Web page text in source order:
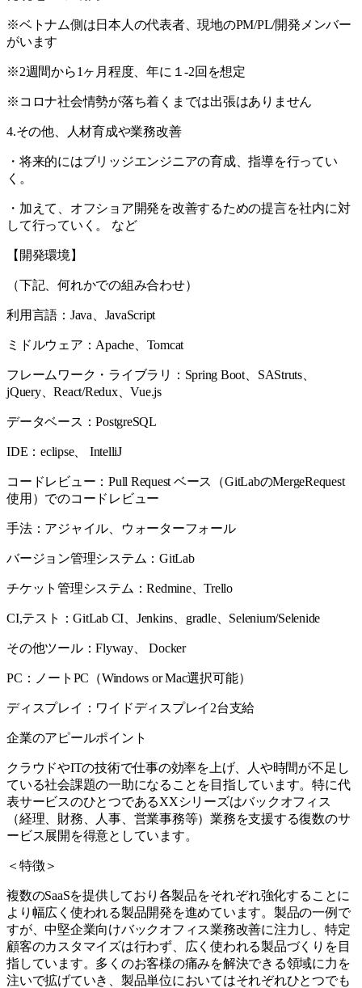
※ベトナム側は日本人の代表者、現地のPM/PL/開発メンバー
がいます
※2週間から1ヶ月程度、年に１-2回を想定
※コロナ社会情勢が落ち着くまでは出張はありません
4.その他、人材育成や業務改善
・将来的にはブリッジエンジニアの育成、指導を行ってい
く。
・加えて、オフショア開発を改善するための提言を社内に対
して行っていく。 など
【開発環境】
（下記、何れかでの組み合わせ）
利用言語：Java、JavaScript
ミドルウェア：Apache、Tomcat
フレームワーク・ライブラリ：Spring Boot、SAStruts、
jQuery、React/Redux、Vue.js
データベース：PostgreSQL
IDE：eclipse、 IntelliJ
コードレビュー：Pull Request ベース（GitLabのMergeRequest
使用）でのコードレビュー
手法：アジャイル、ウォーターフォール
バージョン管理システム：GitLab
チケット管理システム：Redmine、Trello
CI,テスト：GitLab CI、Jenkins、gradle、Selenium/Selenide
その他ツール：Flyway、 Docker
PC：ノートPC（Windows or Mac選択可能）
ディスプレイ：ワイドディスプレイ2台支給
企業のアピールポイント
クラウドやITの技術で仕事の効率を上げ、人や時間が不足し
ている社会課題の一助になることを目指しています。特に代
表サービスのひとつであるXXシリーズはバックオフィス
（経理、財務、人事、営業事務等）業務を支援する復数のサ
ービス展開を得意としています。
＜特徴＞
複数のSaaSを提供しており各製品をそれぞれ強化することに
より幅広く使われる製品開発を進めています。製品の一例で
すが、中堅企業向けバックオフィス業務改善に注力し、特定
顧客のカスタマイズは行わず、広く使われる製品づくりを目
指しています。多くのお客様の痛みを解決できる領域に力を
注いで拡げていき、製品単位においてはそれぞれひとつでも